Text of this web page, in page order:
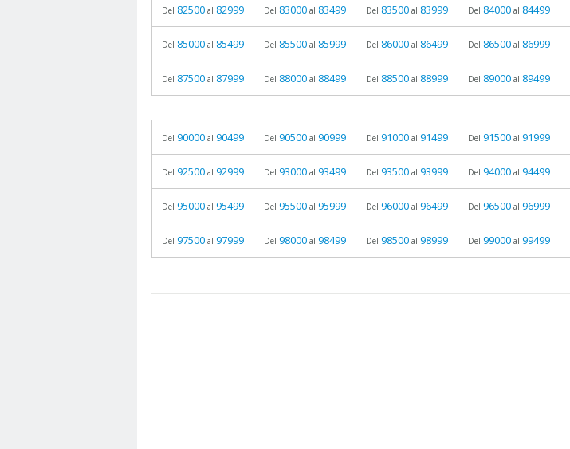
Del 82500 al 82999 Del 83000 al 83499 Del 83500 al 83999 Del 84000 al 84499
Del 85000 al 85499 Del 85500 al 85999 Del 86000 al 86499 Del 86500 al 86999
Del 87500 al 87999 Del 88000 al 88499 Del 88500 al 88999 Del 89000 al 89499
Del 90000 al 90499 Del 90500 al 90999 Del 91000 al 91499 Del 91500 al 91999
Del 92500 al 92999 Del 93000 al 93499 Del 93500 al 93999 Del 94000 al 94499
Del 95000 al 95499 Del 95500 al 95999 Del 96000 al 96499 Del 96500 al 96999
Del 97500 al 97999 Del 98000 al 98499 Del 98500 al 98999 Del 99000 al 99499